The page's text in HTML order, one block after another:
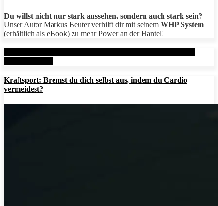
Du willst nicht nur stark aussehen, sondern auch stark sein?
Unser Autor Markus Beuter verhilft dir mit seinem WHP System
(erhältlich als eBook) zu mehr Power an der Hantel!
Kraftsport: Bremst du dich selbst aus, indem du Cardio
vermeidest?